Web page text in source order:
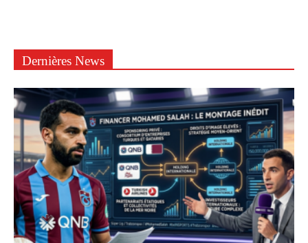
Dernières News